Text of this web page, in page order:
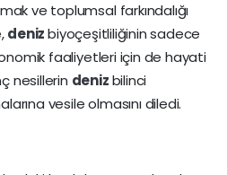
ve toplumsal farkındalığı
denizbiyoçeşitliliğinin sadece
faaliyetleri için de hayati
nesillerin denizbilinci
vesile olmasını diledi.